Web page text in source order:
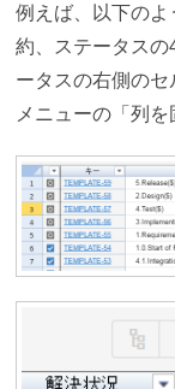
例えば、以下の
約、ステータス
ータスの右側のセ
メニューの「列